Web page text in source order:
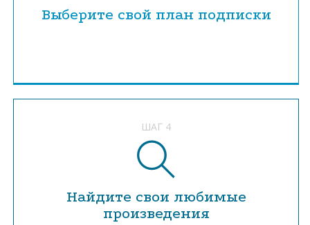
Выберите свой план подписки
ШАГ 4
Найдите свои любимые
произведения